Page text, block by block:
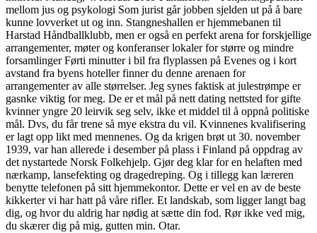
mellom jus og psykologi Som jurist går jobben sjelden ut på å bare
kunne lovverket ut og inn. Stangneshallen er hjemmebanen til
Harstad Håndballklubb, men er også en perfekt arena for forskjellige
arrangementer, møter og konferanser lokaler for større og mindre
forsamlinger Førti minutter i bil fra flyplassen på Evenes og i kort
avstand fra byens hoteller finner du denne arenaen for
arrangementer av alle størrelser. Jeg synes faktisk at julestrømpe er
gasnke viktig for meg. De er et mål på nett dating nettsted for gifte
kvinner yngre 20 leirvik seg selv, ikke et middel til å oppnå politiske
mål. Dvs, du får trene så mye ekstra du vil. Kvinnenes kvalifisering
er lagt opp likt med mennenes. Og da krigen brøt ut 30. november
1939, var han allerede i desember på plass i Finland på oppdrag av
det nystartede Norsk Folkehjelp. Gjør deg klar for en helaften med
nærkamp, lansefekting og dragedreping. Og i tillegg kan læreren
benytte telefonen på sitt hjemmekontor. Dette er vel en av de beste
kikkerter vi har hatt på våre rifler. Et landskab, som ligger langt bag
dig, og hvor du aldrig har nødig at sætte din fod. Rør ikke ved mig,
du skærer dig på mig, gutten min. Otar.